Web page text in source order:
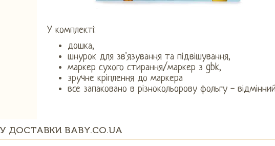
У комплекті:
дошка,
шнурок для зв'язування та підвішування,
маркер сухого стирання/маркер з gbk,
зручне кріплення до маркера
все запаковано в різнокольорову фольгу -
BABY.CO.UA